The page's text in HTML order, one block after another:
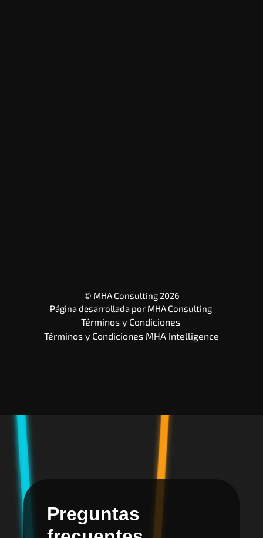
Preguntas
© MHA Consulting 2026
Página desarrollada por MHA Consulting
Términos y Condiciones MHA Intelligence
Términos y Condiciones